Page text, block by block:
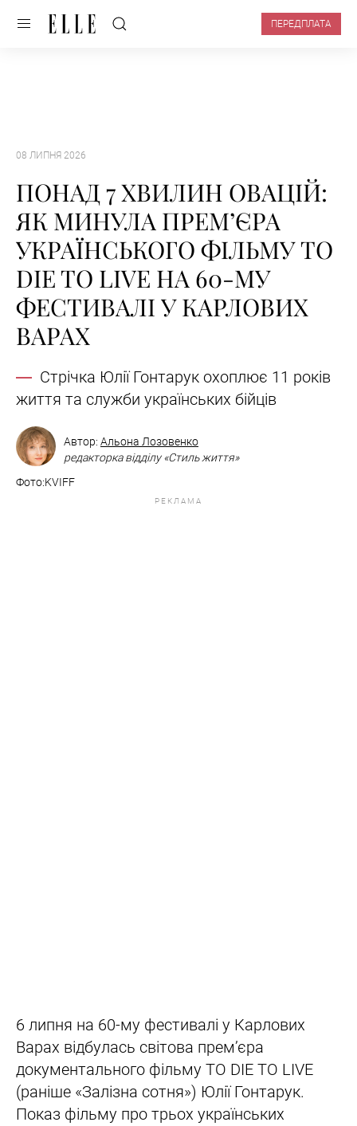
ПЕРЕДПЛАТА
08 ЛИПНЯ 2026
ПОНАД 7 ХВИЛИН ОВАЦІЙ:
ЯК МИНУЛА ПРЕМʼЄРА
УКРАЇНСЬКОГО ФІЛЬМУ TO
DIE TO LIVE НА 60-МУ
ФЕСТИВАЛІ У КАРЛОВИХ
ВАРАХ
Стрічка Юлії Гонтарук охоплює 11 років
життя та служби українських бійців
Автор: Альона Лозовенко
редакторка відділу «Стиль життя»
Фото:KVIFF
РЕКЛАМА
6 липня на 60-му фестивалі у Карлових
Варах відбулась світова премʼєра
документального фільму TO DIE TO LIVE
(раніше «Залізна сотня») Юлії Гонтарук.
Показ фільму про трьох українських